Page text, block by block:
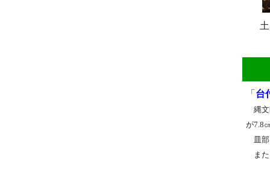
「 台
縄文
が7.8
皿部
また